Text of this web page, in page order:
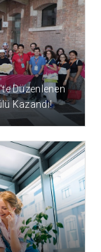
Düzenlenen
Kazandı!